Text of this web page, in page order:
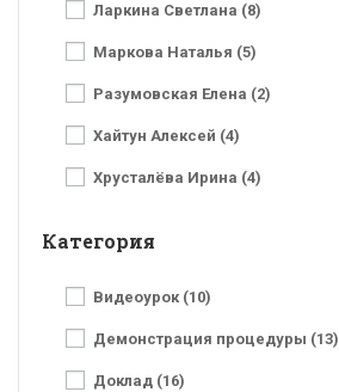
Ларкина Светлана (8)
Маркова Наталья (5)
Разумовская Елена (2)
Хайтун Алексей (4)
Хрусталёва Ирина (4)
Категория
Видеоурок (10)
Демонстрация процедуры (13)
Доклад (16)